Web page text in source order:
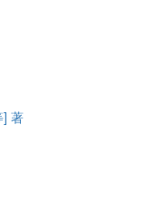
] 著